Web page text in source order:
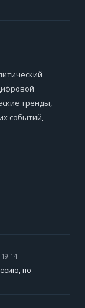
тренды,
событий,
но